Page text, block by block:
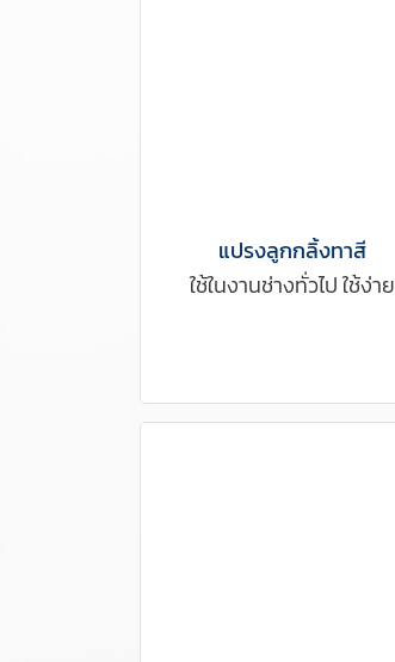
แปรงลูกกลิ้งทาสี
ใช้ในงานช่างทั่วไป ใช้ง่าย